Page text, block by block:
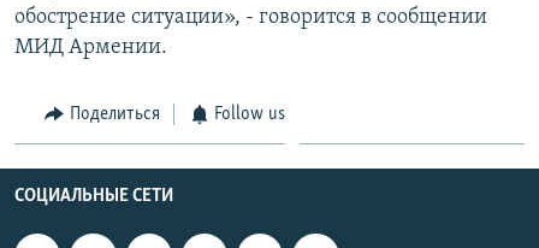
обострение ситуации», - говорится в сообщении
МИД Армении.
Поделиться Follow us
СОЦИАЛЬНЫЕ СЕТИ